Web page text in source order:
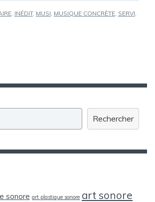
, INÉDIT, MUSI MUSIQUE CONCRÈTE, SERVI
Rechercher
sonore art plastique sonore art sonore